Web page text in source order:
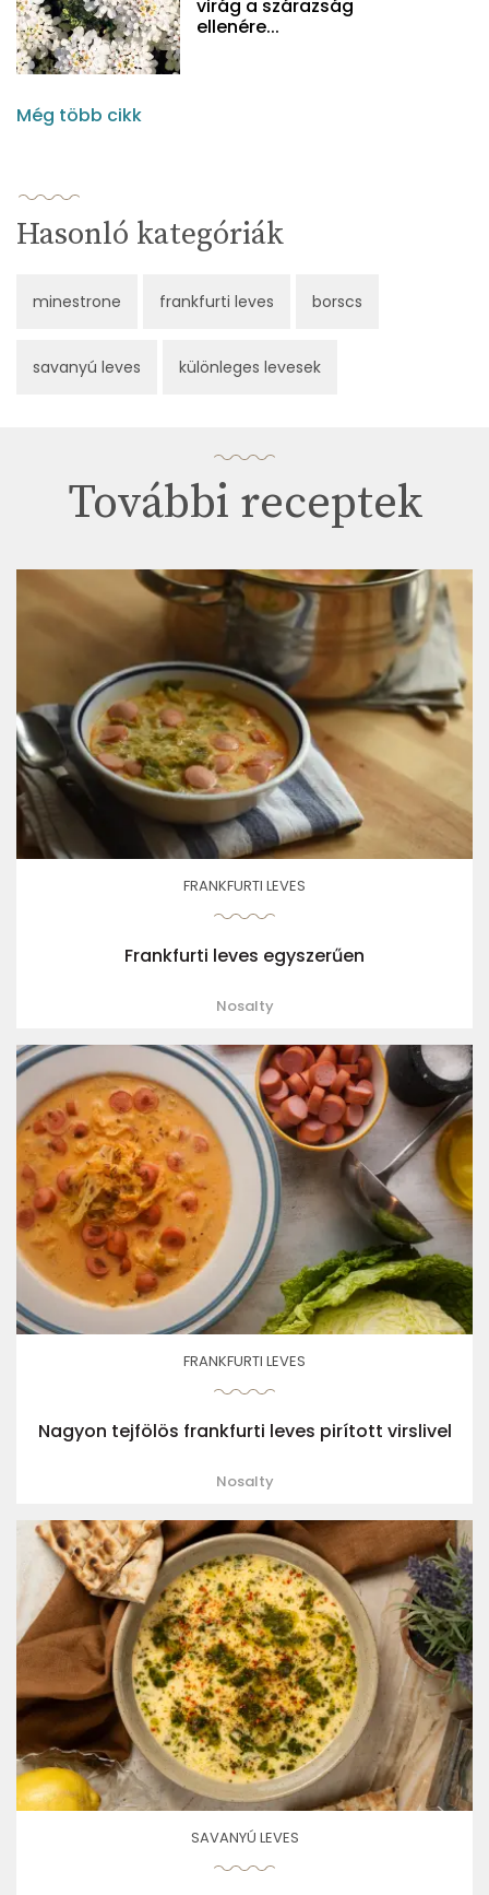
virág a szárazság
ellenére...
Még több cikk
Hasonló kategóriák
minestrone frankfurti leves borscs
savanyú leves különleges levesek
További receptek
FRANKFURTI LEVES
Frankfurti leves egyszerűen
Nosalty
FRANKFURTI LEVES
Nagyon tejfölös frankfurti leves pirított virslivel
Nosalty
SAVANYÚ LEVES